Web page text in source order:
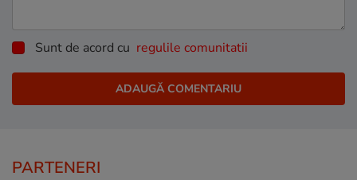
Sunt de acord cu regulile comunitatii
PARTENERI